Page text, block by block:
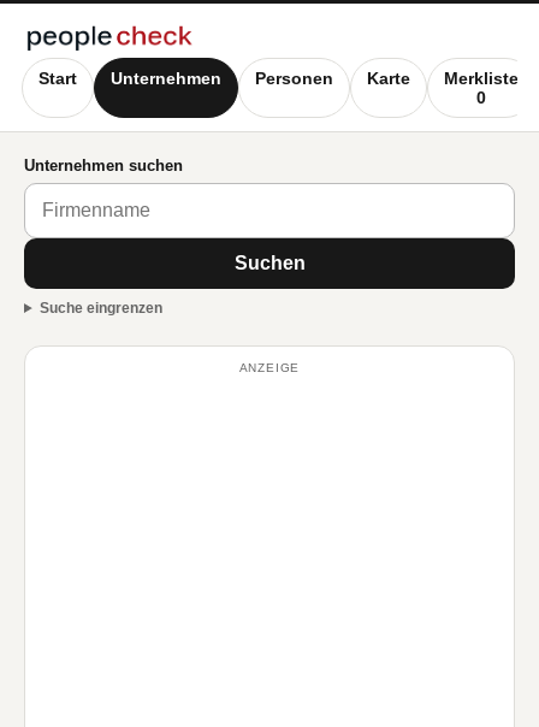
Start Unternehmen Personen Karte
Merkliste
0
Unternehmen suchen
Suchen
Suche eingrenzen
ANZEIGE